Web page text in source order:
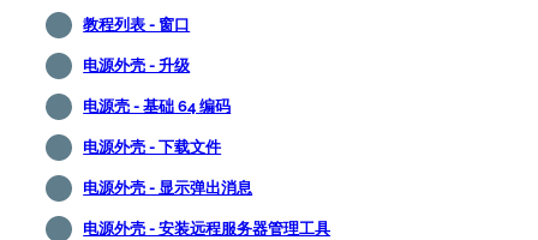
教程列表 - 窗口
电源外壳 - 升级
电源壳 - 基础 64 编码
电源外壳 - 下载文件
电源外壳 - 显示弹出消息
电源外壳 - 安装远程服务器管理工具